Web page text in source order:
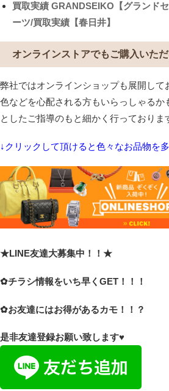
買取実績 GRANDSEIKO【グランド
ーツ/買取実績【春日井】
オンラインストアでもご購入いた
弊社ではオンラインショップも展開して
色などを心配される方もいらっしゃるか
としたご指導のもと細かく行っておりま
↓クリックして頂けると色々なお品物を
★LINE友達大募集中！！★
✿チラシ情報をいち早くGET！！！
✿お友達にはお得があるカモ！！？
是非友達登録お願い致します♥